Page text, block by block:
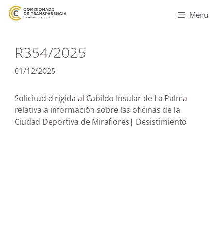
Menu
R354/2025
01/12/2025
Solicitud dirigida al Cabildo Insular de La Palma
relativa a información sobre las oficinas de la
Ciudad Deportiva de Miraflores| Desistimiento